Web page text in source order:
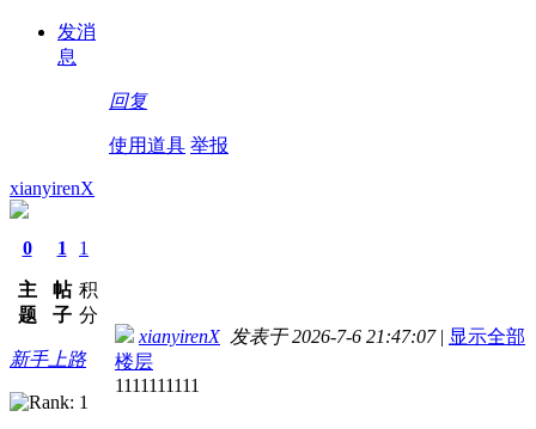
发消
息
回复
使用道具 举报
xianyirenX
0
主
题
1
帖
子
1
积
分
新手上路
xianyirenX发表于 2026-7-6 21:47:07 | 显示全部
楼层
1111111111